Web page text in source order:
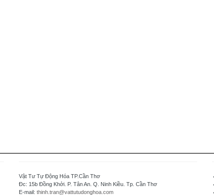
Vật Tư Tự Động Hóa TP.Cần Thơ
Đc: 15b Đồng Khởi. P. Tân An. Q. Ninh Kiều. Tp. Cần Thơ
E-mail: thinh.tran@vattutudonghoa.com